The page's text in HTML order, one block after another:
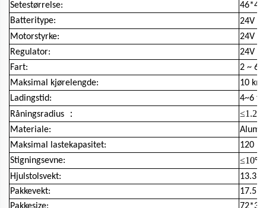
Setestørrelse:
Batteritype:
24V
Motorstyrke:
24V /
Regulator:
24V /
Fart:
2 ~ 6
Maksimal kjørelengde:
10 km
Ladingstid:
4~6
Råningsradius
： ≤1.2
Materiale:
Maksimal lastekapasitet:
120 kg
Stigningsevne:
≤10°
Hjulstolsvekt:
Pakkevekt:
17.5kg